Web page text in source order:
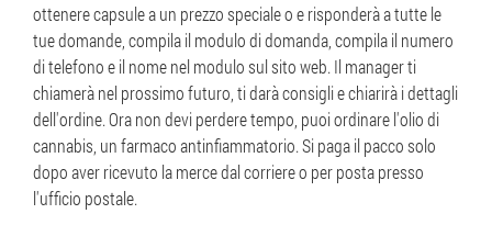
ottenere capsule a un prezzo speciale o e risponderà a tutte le
tue domande, compila il modulo di domanda, compila il numero
di telefono e il nome nel modulo sul sito web. Il manager ti
chiamerà nel prossimo futuro, ti darà consigli e chiarirà i dettagli
dell'ordine. Ora non devi perdere tempo, puoi ordinare l'olio di
cannabis, un farmaco antinfiammatorio. Si paga il pacco solo
dopo aver ricevuto la merce dal corriere o per posta presso
l'ufficio postale.